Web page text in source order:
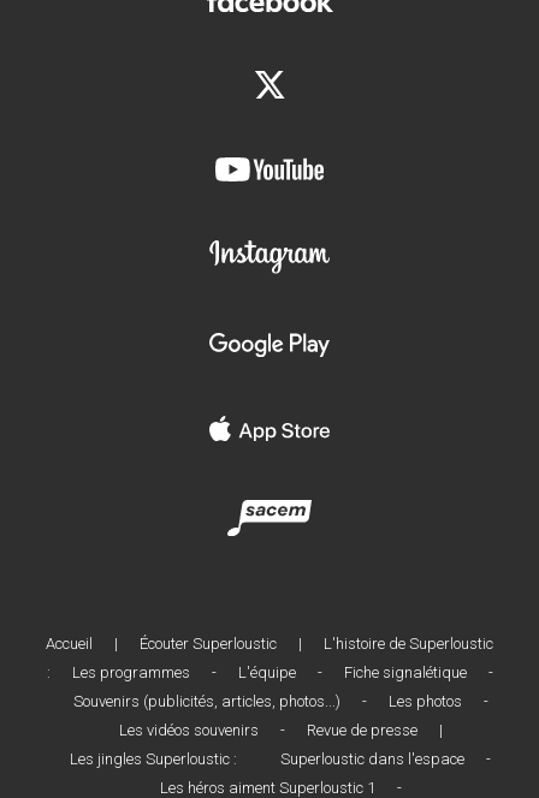
Accueil | Écouter Superloustic |
L'histoire de Superloustic
:
Les programmes - L'équipe - Fiche signalétique
-
Souvenirs (publicités, articles, photos...)
- Les photos
-
Les vidéos souvenirs
- Revue de presse
|
Les jingles Superloustic :
Superloustic dans l'espace
-
Les héros aiment Superloustic 1
-